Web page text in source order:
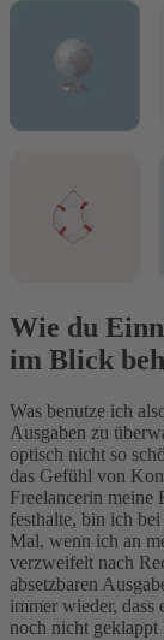
Wie du
im Blick
Was benutze ich
Ausgaben zu
optisch nicht so
das Gefühl von
Freelancerin meine
festhalte, bin ich bei
Mal, wenn ich an
verzweifelt nach
absetzbaren
immer wieder,
noch nicht geklappt